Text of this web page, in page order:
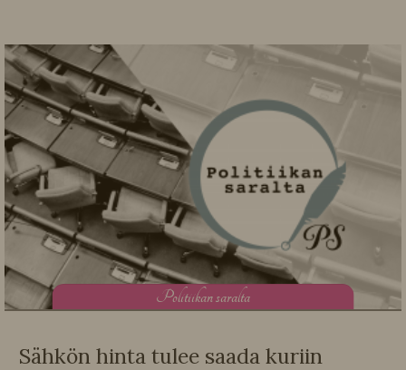
Politiikan saralta
Sähkön hinta tulee saada kuriin